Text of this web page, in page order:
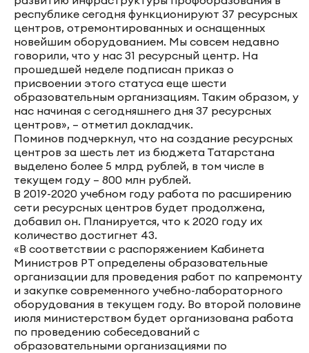
республике сегодня функционируют 37 ресурсных
центров, отремонтированных и оснащенных
новейшим оборудованием. Мы совсем недавно
говорили, что у нас 31 ресурсный центр. На
прошедшей неделе подписан приказ о
присвоении этого статуса еще шести
образовательным организациям. Таким образом, у
нас начиная с сегодняшнего дня 37 ресурсных
центров», – отметил докладчик.
Поминов подчеркнул, что на создание ресурсных
центров за шесть лет из бюджета Татарстана
выделено более 5 млрд рублей, в том числе в
текущем году – 800 млн рублей.
В 2019-2020 учебном году работа по расширению
сети ресурсных центров будет продолжена,
добавил он. Планируется, что к 2020 году их
количество достигнет 43.
«В соответствии с распоряжением Кабинета
Министров РТ определены образовательные
организации для проведения работ по капремонту
и закупке современного учебно-лабораторного
оборудования в текущем году. Во второй половине
июля министерством будет организована работа
по проведению собеседований с
образовательными организациями по